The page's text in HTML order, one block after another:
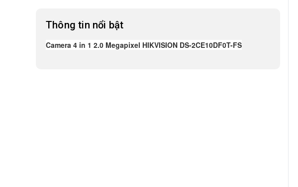
Thông tin nổi bật
Camera 4 in 1 2.0 Megapixel HIKVISION DS-2CE10DF0T-FS